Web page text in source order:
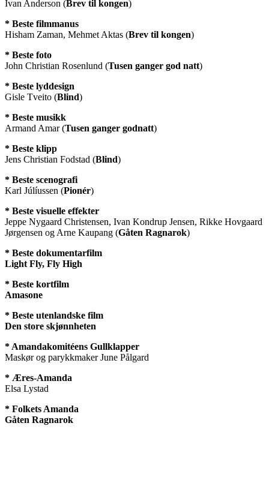
Ivan Anderson (Brev til kongen)
* Beste filmmanus
Hisham Zaman, Mehmet Aktas (Brev til kongen)
* Beste foto
John Christian Rosenlund (Tusen ganger god natt)
* Beste lyddesign
Gisle Tveito (Blind)
* Beste musikk
Armand Amar (Tusen ganger godnatt)
* Beste klipp
Jens Christian Fodstad (Blind)
* Beste scenografi
Karl Júlíussen (Pionér)
* Beste visuelle effekter
Jeppe Nygaard Christensen, Ivan Kondrup Jensen, Rikke Hovgaard
Jørgensen og Arne Kaupang (Gåten Ragnarok)
* Beste dokumentarfilm
Light Fly, Fly High
* Beste kortfilm
Amasone
* Beste utenlandske film
Den store skjønnheten
* Amandakomitéens Gullklapper
Maskør og parykkmaker June Pålgard
* Æres-Amanda
Elsa Lystad
* Folkets Amanda
Gåten Ragnarok